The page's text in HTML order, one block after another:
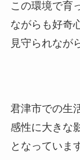
この環境で育
ながらも好奇
見守られなが
君津市での生
感性に大きな
となっていま